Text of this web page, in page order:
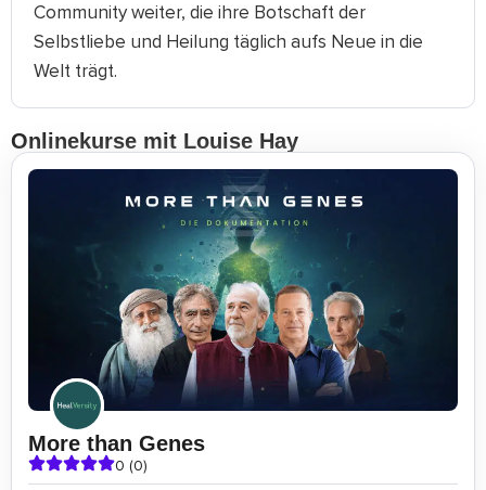
Community weiter, die ihre Botschaft der
Selbstliebe und Heilung täglich aufs Neue in die
Welt trägt.
Onlinekurse mit Louise Hay
More than Genes
0 (0)